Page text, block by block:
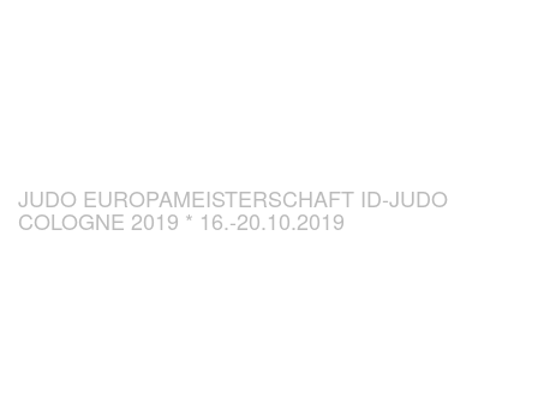
JUDO EUROPAMEISTERSCHAFT ID-JUDO
COLOGNE 2019 * 16.-20.10.2019